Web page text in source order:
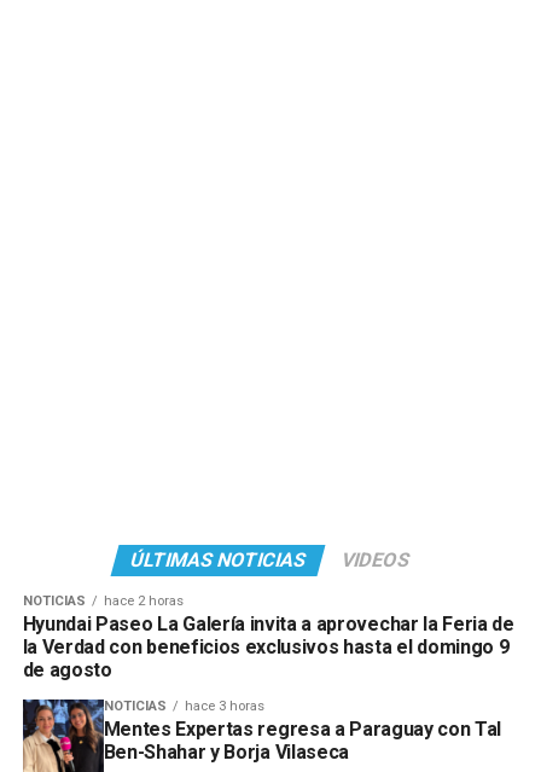
ÚLTIMAS NOTICIAS VIDEOS
NOTICIAS hace 2 horas
Hyundai Paseo La Galería invita a aprovechar la Feria de
la Verdad con beneficios exclusivos hasta el domingo 9
de agosto
NOTICIAS hace 3 horas
Mentes Expertas regresa a Paraguay con Tal
Ben-Shahar y Borja Vilaseca